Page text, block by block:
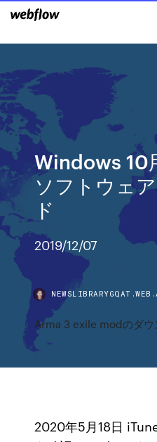
Windows 10
ソフトウェ
ド
2019/12/07
Arma 3 exile modのダウ
2020年5月18日